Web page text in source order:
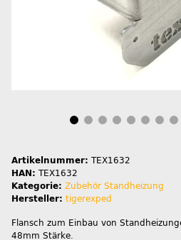
Artikelnummer: TEX1632
HAN: TEX1632
Kategorie: Zubehör Standheizung
Hersteller: tigerexped
Flansch zum Einbau von
48mm Stärke.